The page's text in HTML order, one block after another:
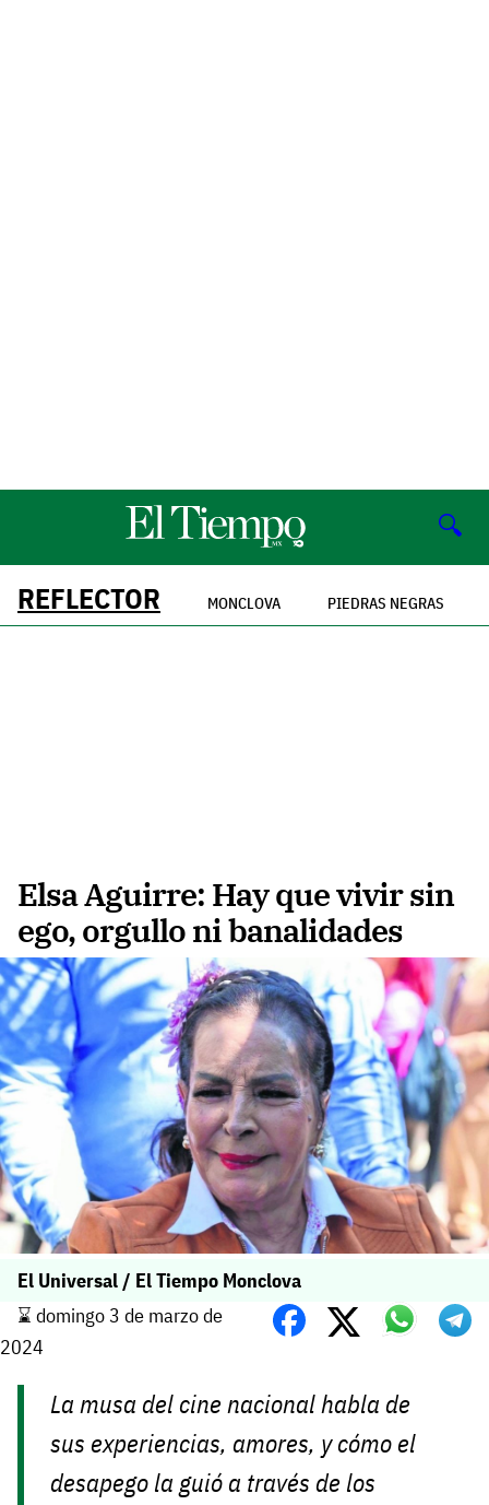
🔍
REFLECTOR MONCLOVA PIEDRAS NEGRAS
Elsa Aguirre: Hay que vivir sin
ego, orgullo ni banalidades
El Universal / El Tiempo Monclova
⌛️ domingo 3 de marzo de
2024
La musa del cine nacional habla de
sus experiencias, amores, y cómo el
desapego la guió a través de los